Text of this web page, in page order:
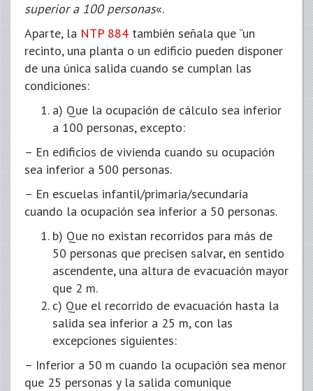
superior a 100 personas«.
Aparte, la NTP 884 también señala que “un
recinto, una planta o un edificio pueden disponer
de una única salida cuando se cumplan las
condiciones:
a) Que la ocupación de cálculo sea inferior
a 100 personas, excepto:
– En edificios de vivienda cuando su ocupación
sea inferior a 500 personas.
– En escuelas infantil/primaria/secundaria
cuando la ocupación sea inferior a 50 personas.
b) Que no existan recorridos para más de
50 personas que precisen salvar, en sentido
ascendente, una altura de evacuación mayor
que 2 m.
c) Que el recorrido de evacuación hasta la
salida sea inferior a 25 m, con las
excepciones siguientes:
– Inferior a 50 m cuando la ocupación sea menor
que 25 personas y la salida comunique